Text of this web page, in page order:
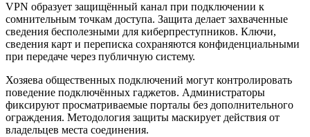
VPN образует защищённый канал при подключении к
сомнительным точкам доступа. Защита делает захваченные
сведения бесполезными для киберпреступников. Ключи,
сведения карт и переписка сохраняются конфиденциальными
при передаче через публичную систему.
Хозяева общественных подключений могут контролировать
поведение подключённых гаджетов. Администраторы
фиксируют просматриваемые порталы без дополнительного
ограждения. Методология защиты маскирует действия от
владельцев места соединения.